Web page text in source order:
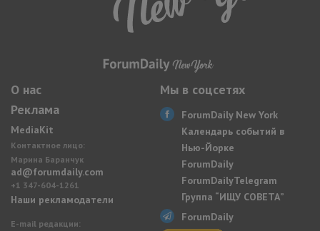
О нас
Реклама
MediaKit
Контактное лицо:
Марина Баранчук
ad@forumdaily.com
+1 347-604-1261
Наши рекламодатели
E-mail редакции:
Мы в соцсетях
ForumDaily New York
Календарь событий в
Нью-Йорке
ForumDaily
ForumDailyTelegram
Группа “ИЩУ СОВЕТА”
ForumDaily